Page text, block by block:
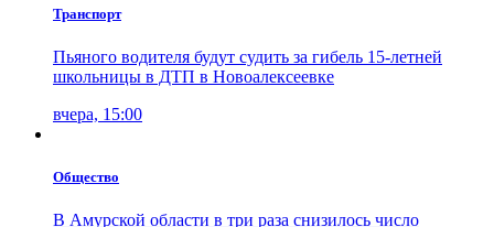
Транспорт
Пьяного водителя будут судить за гибель 15-летней
школьницы в ДТП в Новоалексеевке
вчера, 15:00
Общество
В Амурской области в три раза снизилось число